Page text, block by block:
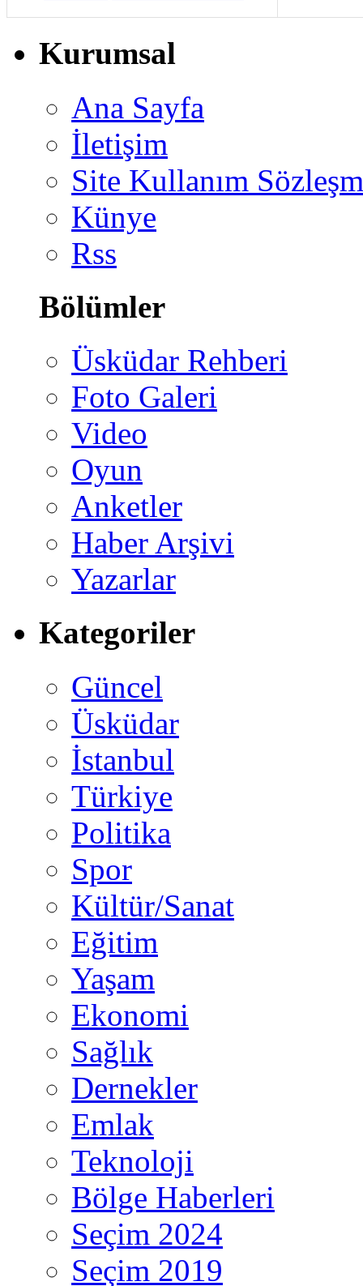
Kurumsal
Ana Sayfa
İletişim
Site Kullanım
Künye
Rss
Bölümler
Üsküdar Rehberi
Foto Galeri
Video
Oyun
Anketler
Haber Arşivi
Yazarlar
Kategoriler
Güncel
Üsküdar
İstanbul
Türkiye
Politika
Spor
Kültür/Sanat
Eğitim
Yaşam
Ekonomi
Sağlık
Dernekler
Emlak
Teknoloji
Bölge Haberleri
Seçim 2024
Seçim 2019